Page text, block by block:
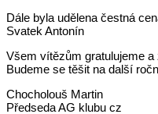
Dále byla udělena čestná
Svatek Antonín
Všem vítězům gratulujeme
Budeme se těšit na další
Chocholouš Martin
Předseda AG klubu cz